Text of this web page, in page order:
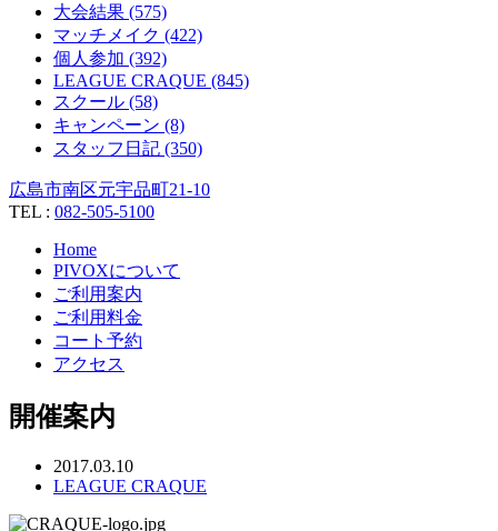
大会結果 (575)
マッチメイク (422)
個人参加 (392)
LEAGUE CRAQUE (845)
スクール (58)
キャンペーン (8)
スタッフ日記 (350)
広島市南区元宇品町21-10
TEL : 082-505-5100
Home
PIVOXについて
ご利用案内
ご利用料金
コート予約
アクセス
開催案内
2017.03.10
LEAGUE CRAQUE